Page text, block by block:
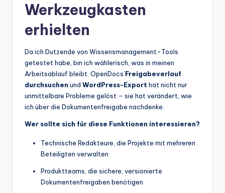
Werkzeugkasten
erhielten
Da ich Dutzende von Wissensmanagement-Tools
getestet habe, bin ich wählerisch, was in meinen
Arbeitsablauf bleibt. OpenDocs’Freigabeverlauf
durchsuchen und WordPress-Export hat nicht nur
unmittelbare Probleme gelöst – sie hat verändert, wie
ich über die Dokumentenfreigabe nachdenke.
Wer sollte sich für diese Funktionen interessieren?
Technische Redakteure, die Projekte mit mehreren
Beteiligten verwalten
Produktteams, die sichere, versionierte
Dokumentenfreigaben benötigen